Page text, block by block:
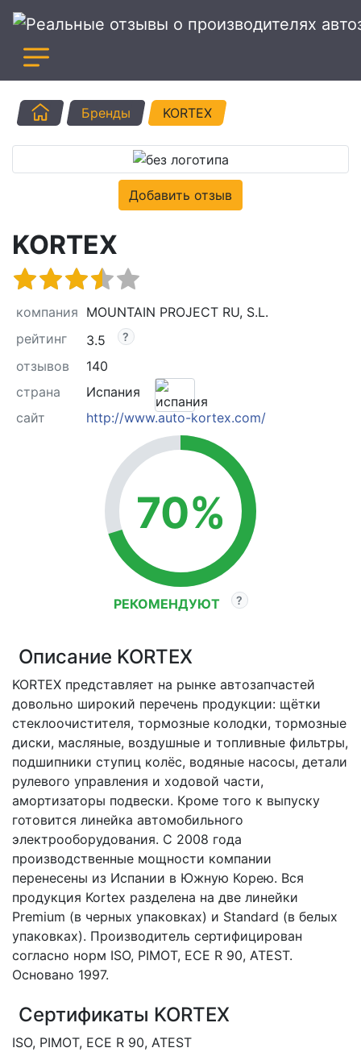
ГлавнаяБренды KORTEX
Добавить отзыв
KORTEX
компания MOUNTAIN PROJECT RU, S.L.
рейтинг
3.5
отзывов
140
страна
Испания
сайт
http://www.auto-kortex.com/
70%
РЕКОМЕНДУЮТ
Описание KORTEX
KORTEX представляет на рынке автозапчастей
довольно широкий перечень продукции: щётки
стеклоочистителя, тормозные колодки, тормозные
диски, масляные, воздушные и топливные фильтры,
подшипники ступиц колёс, водяные насосы, детали
рулевого управления и ходовой части,
амортизаторы подвески. Кроме того к выпуску
готовится линейка автомобильного
электрооборудования. С 2008 года
производственные мощности компании
перенесены из Испании в Южную Корею. Вся
продукция Kortex разделена на две линейки
Premium (в черных упаковках) и Standard (в белых
упаковках). Производитель сертифицирован
согласно норм ISO, PIMOT, ЕСЕ R 90, ATEST.
Основано 1997.
Сертификаты KORTEX
ISO, PIMOT, ЕСЕ R 90, ATEST